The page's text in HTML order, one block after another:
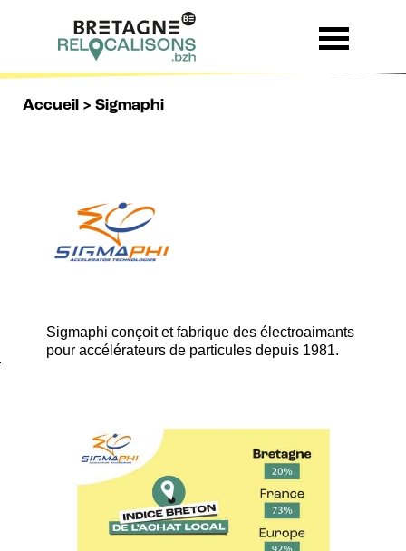
Accueil >Sigmaphi
Sigmaphi conçoit et fabrique des électroaimants
pour accélérateurs de particules depuis 1981.